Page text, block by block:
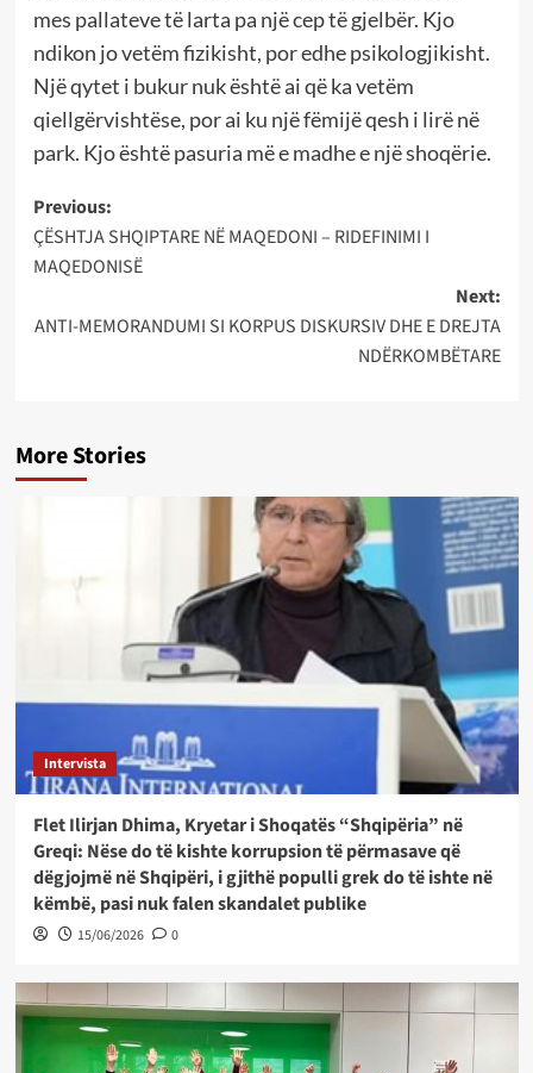
mes pallateve të larta pa një cep të gjelbër. Kjo
ndikon jo vetëm fizikisht, por edhe psikologjikisht.
Një qytet i bukur nuk është ai që ka vetëm
qiellgërvishtëse, por ai ku një fëmijë qesh i lirë në
park. Kjo është pasuria më e madhe e një shoqërie.
Post
navigation
Previous:
ÇËSHTJA SHQIPTARE NË MAQEDONI – RIDEFINIMI I
MAQEDONISË
Next:
ANTI-MEMORANDUMI SI KORPUS DISKURSIV DHE E DREJTA
NDËRKOMBËTARE
More Stories
Intervista
Flet Ilirjan Dhima, Kryetar i Shoqatës “Shqipëria” në
Greqi: Nëse do të kishte korrupsion të përmasave që
dëgjojmë në Shqipëri, i gjithë populli grek do të ishte në
këmbë, pasi nuk falen skandalet publike
15/06/2026 0